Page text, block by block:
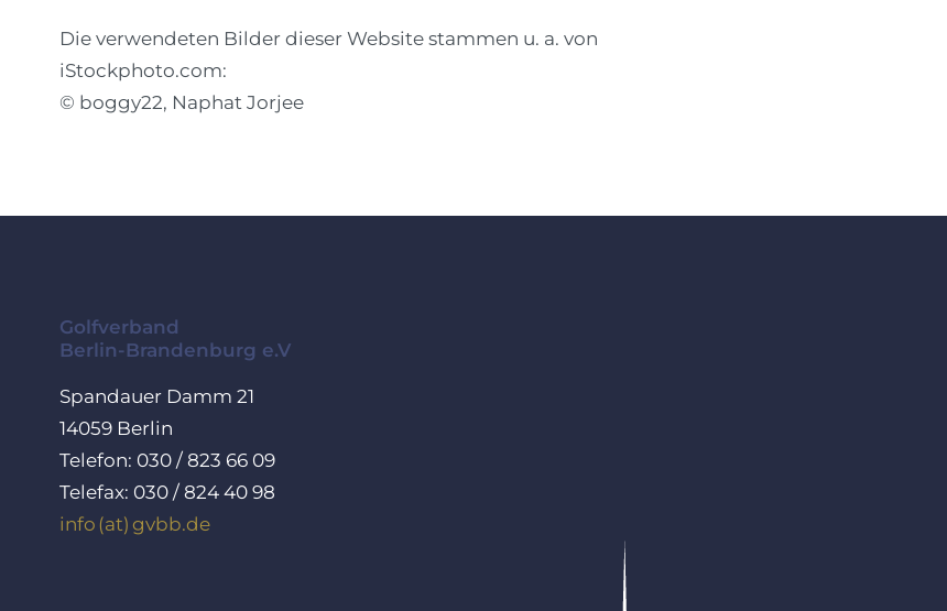
Die verwendeten Bilder dieser Website stammen u. a. von
iStockphoto.com:
© boggy22, Naphat Jorjee
Golfverband
Berlin-Brandenburg e.V
Spandauer Damm 21
14059 Berlin
Telefon: 030 / 823 66 09
Telefax: 030 / 824 40 98
info (at) gvbb.de